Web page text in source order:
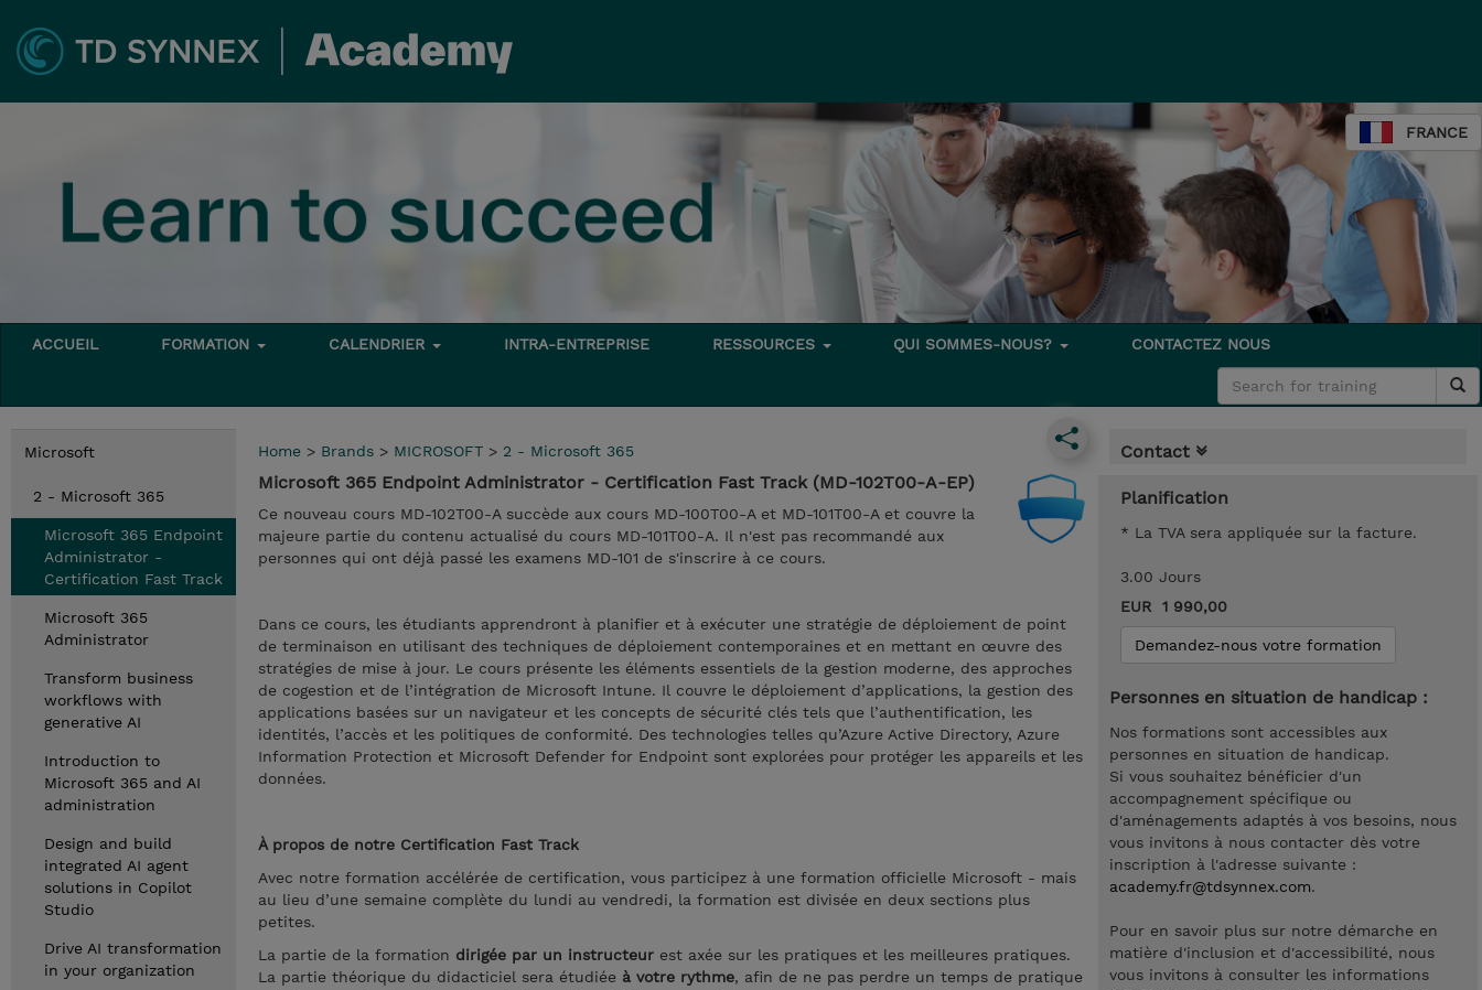
FRANCE
ACCUEIL FORMATION CALENDRIER INTRA-ENTREPRISE RESSOURCES QUI SOMMES-NOUS? CONTACTEZ NOUS
Microsoft
2 - Microsoft 365
Microsoft 365 Endpoint
Administrator -
Certification Fast Track
Microsoft 365
Administrator
Transform business
workflows with
generative AI
Introduction to
Microsoft 365 and AI
administration
Design and build
integrated AI agent
solutions in Copilot
Studio
Drive AI transformation
in your organization
Home > Brands > MICROSOFT > 2 - Microsoft 365
Microsoft 365 Endpoint Administrator - Certification Fast Track (MD-102T00-A-EP)
Ce nouveau cours MD-102T00-A succède aux cours MD-100T00-A et MD-101T00-A et couvre la
majeure partie du contenu actualisé du cours MD-101T00-A. Il n'est pas recommandé aux
personnes qui ont déjà passé les examens MD-101 de s'inscrire à ce cours.
Dans ce cours, les étudiants apprendront à planifier et à exécuter une stratégie de déploiement de point
de terminaison en utilisant des techniques de déploiement contemporaines et en mettant en œuvre des
stratégies de mise à jour. Le cours présente les éléments essentiels de la gestion moderne, des approches
de cogestion et de l’intégration de Microsoft Intune. Il couvre le déploiement d’applications, la gestion des
applications basées sur un navigateur et les concepts de sécurité clés tels que l’authentification, les
identités, l’accès et les politiques de conformité. Des technologies telles qu’Azure Active Directory, Azure
Information Protection et Microsoft Defender for Endpoint sont explorées pour protéger les appareils et les
données.
À propos de notre Certification Fast Track
Avec notre formation accélérée de certification, vous participez à une formation officielle Microsoft - mais
au lieu d’une semaine complète du lundi au vendredi, la formation est divisée en deux sections plus
petites.
La partie de la formation dirigée par un instructeur est axée sur les pratiques et les meilleures pratiques.
La partie théorique du didacticiel sera étudiée à votre rythme, afin de ne pas perdre un temps de pratique
Contact
Planification
* La TVA sera appliquée sur la facture.
3.00 Jours
EUR 1 990,00
Demandez-nous votre formation
Personnes en situation de handicap :
Nos formations sont accessibles aux
personnes en situation de handicap.
Si vous souhaitez bénéficier d'un
accompagnement spécifique ou
d'aménagements adaptés à vos besoins, nous
vous invitons à nous contacter dès votre
inscription à l'adresse suivante :
academy.fr@tdsynnex.com.
Pour en savoir plus sur notre démarche en
matière d'inclusion et d'accessibilité, nous
vous invitons à consulter les informations